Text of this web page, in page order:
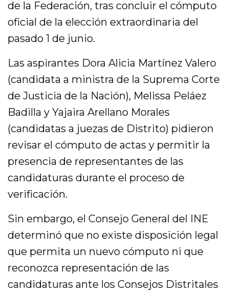
de la Federación, tras concluir el cómputo
oficial de la elección extraordinaria del
pasado 1 de junio.
Las aspirantes Dora Alicia Martínez Valero
(candidata a ministra de la Suprema Corte
de Justicia de la Nación), Melissa Peláez
Badilla y Yajaira Arellano Morales
(candidatas a juezas de Distrito) pidieron
revisar el cómputo de actas y permitir la
presencia de representantes de las
candidaturas durante el proceso de
verificación.
Sin embargo, el Consejo General del INE
determinó que no existe disposición legal
que permita un nuevo cómputo ni que
reconozca representación de las
candidaturas ante los Consejos Distritales